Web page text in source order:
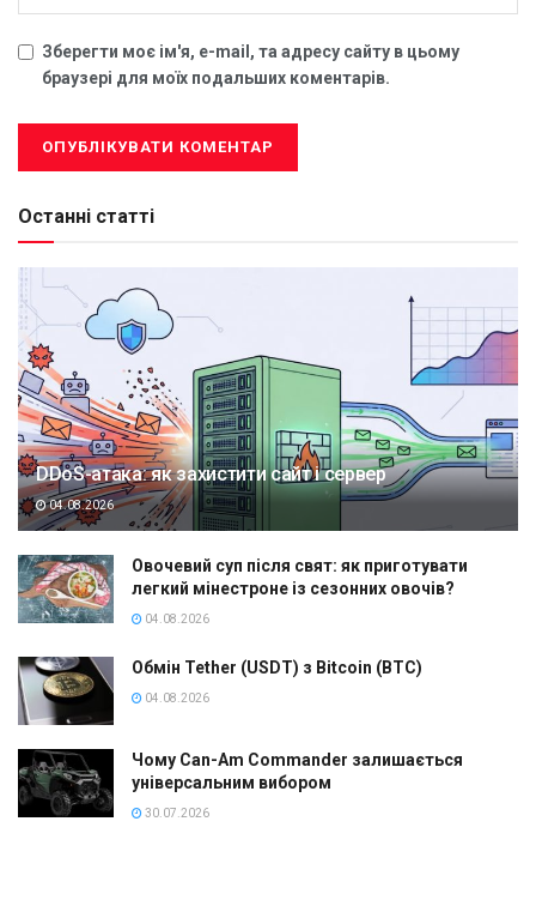
Зберегти моє ім'я, e-mail, та адресу сайту в цьому
браузері для моїх подальших коментарів.
Останні статті
DDoS-атака: як захистити сайт і сервер
04.08.2026
Овочевий суп після свят: як приготувати
легкий мінестроне із сезонних овочів?
04.08.2026
Обмін Tether (USDT) з Bitcoin (BTC)
04.08.2026
Чому Can-Am Commander залишається
універсальним вибором
30.07.2026